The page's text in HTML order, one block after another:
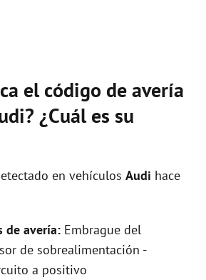
el código de avería
¿Cuál es su
en vehículos Audi hace
de avería: Embrague del
de sobrealimentación -
a positivo